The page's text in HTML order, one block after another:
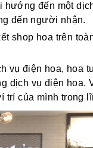
hướng đến một
đến người nhận.
shop hoa trên
vụ điện hoa, hoa
dịch vụ điện hoa.
trí của mình trong